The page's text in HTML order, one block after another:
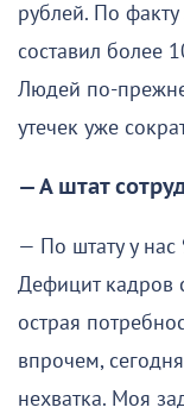
рублей. По
составил более
Людей по-
утечек уже
— А штат
— По штату у нас
Дефицит кадров
острая
впрочем,
нехватка. Моя